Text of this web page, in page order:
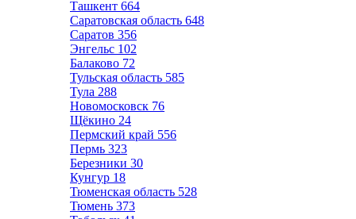
Ташкент 664
Саратовская область 648
Саратов 356
Энгельс 102
Балаково 72
Тульская область 585
Тула 288
Новомосковск 76
Щёкино 24
Пермский край 556
Пермь 323
Березники 30
Кунгур 18
Тюменская область 528
Тюмень 373